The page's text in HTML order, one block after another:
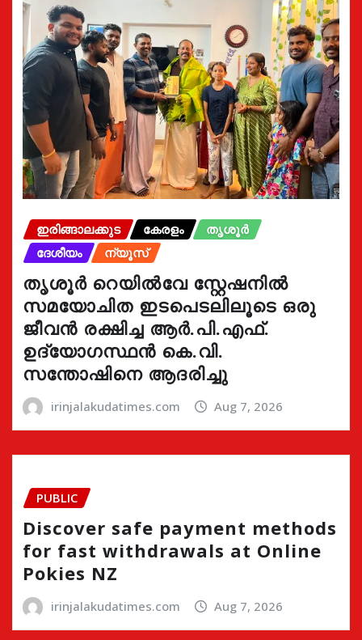
ഇരിങ്ങാലക്കുട കേരളം
തൃശൂർ
ദേശീയം
ന്യൂസ്
തൃശൂർ റെയിൽവേ സ്റ്റേഷനിൽ
സമയോചിത ഇടപെടലിലൂടെ ഒരു
ജീവൻ രക്ഷിച്ച ആർ.പി.എഫ്.
ഉദ്യോഗസ്ഥൻ കെ.വി.
സന്തോഷിനെ ആദരിച്ചു
irinjalakudatimes.com Aug 7, 2026
PUBLIC
Discover safe payment methods
for fast withdrawals at Online
Pokies NZ
irinjalakudatimes.com Aug 7, 2026